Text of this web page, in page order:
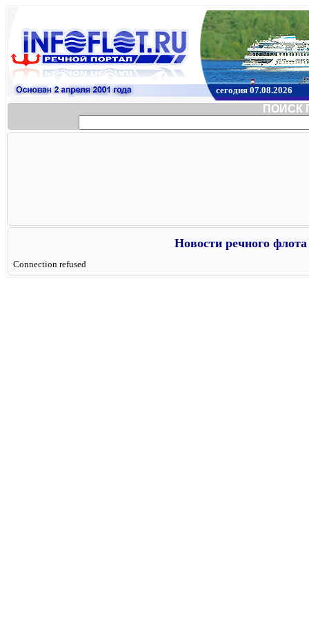
сегодня 07.08.2026
ПОИСК
Новости речного
Connection refused